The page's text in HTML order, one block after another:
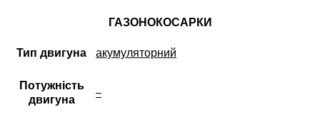
ГАЗОНОКОСАРКИ
Тип двигуна акумуляторний
Потужність
двигуна
–